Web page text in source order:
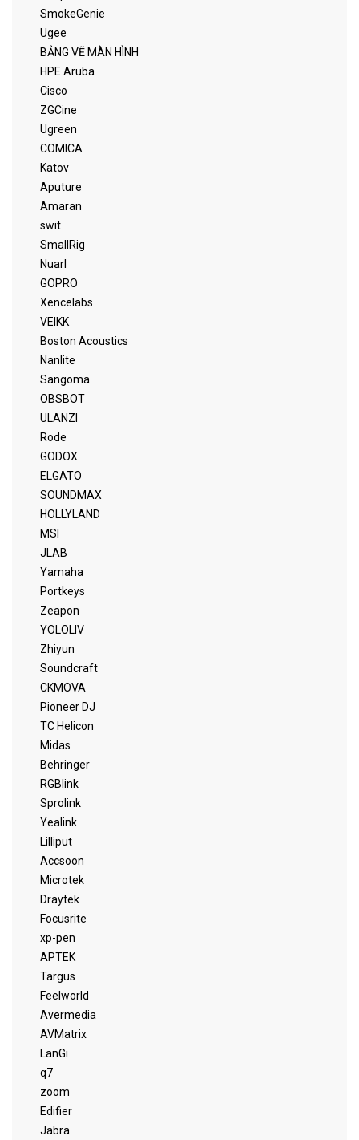
SmokeGenie
Ugee
BẢNG VẼ MÀN HÌNH
HPE Aruba
Cisco
ZGCine
Ugreen
COMICA
Katov
Aputure
Amaran
swit
SmallRig
Nuarl
GOPRO
Xencelabs
VEIKK
Boston Acoustics
Nanlite
Sangoma
OBSBOT
ULANZI
Rode
GODOX
ELGATO
SOUNDMAX
HOLLYLAND
MSI
JLAB
Yamaha
Portkeys
Zeapon
YOLOLIV
Zhiyun
Soundcraft
CKMOVA
Pioneer DJ
TC Helicon
Midas
Behringer
RGBlink
Sprolink
Yealink
Lilliput
Accsoon
Microtek
Draytek
Focusrite
xp-pen
APTEK
Targus
Feelworld
Avermedia
AVMatrix
LanGi
q7
zoom
Edifier
Jabra